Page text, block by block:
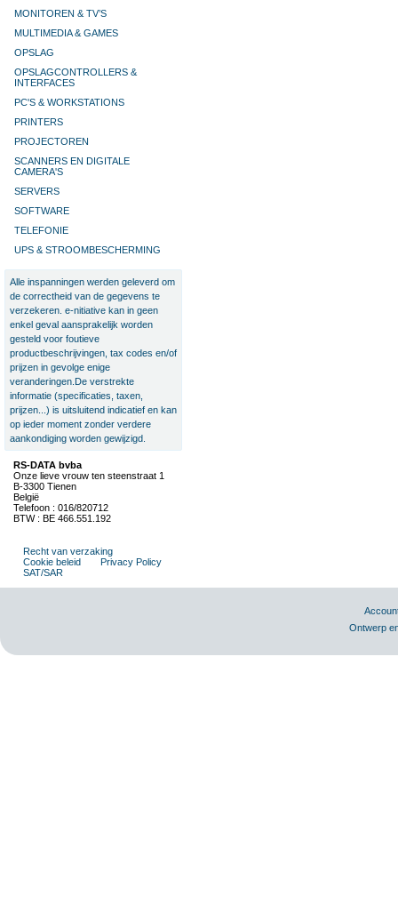
MONITOREN & TV’S
MULTIMEDIA & GAMES
OPSLAG
OPSLAGCONTROLLERS &
INTERFACES
PC'S & WORKSTATIONS
PRINTERS
PROJECTOREN
SCANNERS EN DIGITALE
CAMERA'S
SERVERS
SOFTWARE
TELEFONIE
UPS & STROOMBESCHERMING
Alle inspanningen werden geleverd om
de correctheid van de gegevens te
verzekeren. e-nitiative kan in geen
enkel geval aansprakelijk worden
gesteld voor foutieve
productbeschrijvingen, tax codes en/of
prijzen in gevolge enige
veranderingen.De verstrekte
informatie (specificaties, taxen,
prijzen...) is uitsluitend indicatief en kan
op ieder moment zonder verdere
aankondiging worden gewijzigd.
RS-DATA bvba
Onze lieve vrouw ten steenstraat 1
B-3300 Tienen
België
Telefoon : 016/820712
BTW : BE 466.551.192
Recht van verzaking
Cookie beleid
Privacy Policy
SAT/SAR
Ontwerp